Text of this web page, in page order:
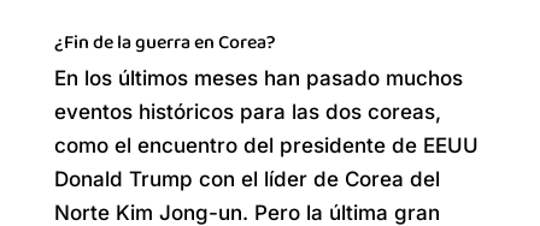
¿Fin de la guerra en Corea?
En los últimos meses han pasado muchos
eventos históricos para las dos coreas,
como el encuentro del presidente de EEUU
Donald Trump con el líder de Corea del
Norte Kim Jong-un. Pero la última gran